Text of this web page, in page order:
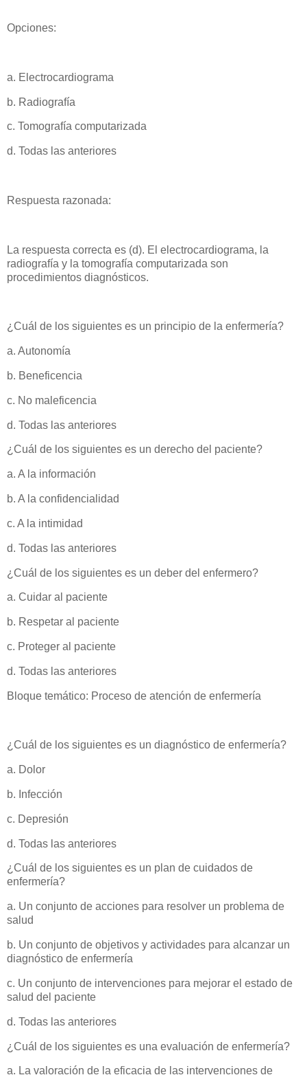
Opciones:
a. Electrocardiograma
b. Radiografía
c. Tomografía computarizada
d. Todas las anteriores
Respuesta razonada:
La respuesta correcta es (d). El electrocardiograma, la
radiografía y la tomografía computarizada son
procedimientos diagnósticos.
¿Cuál de los siguientes es un principio de la enfermería?
a. Autonomía
b. Beneficencia
c. No maleficencia
d. Todas las anteriores
¿Cuál de los siguientes es un derecho del paciente?
a. A la información
b. A la confidencialidad
c. A la intimidad
d. Todas las anteriores
¿Cuál de los siguientes es un deber del enfermero?
a. Cuidar al paciente
b. Respetar al paciente
c. Proteger al paciente
d. Todas las anteriores
Bloque temático: Proceso de atención de enfermería
¿Cuál de los siguientes es un diagnóstico de enfermería?
a. Dolor
b. Infección
c. Depresión
d. Todas las anteriores
¿Cuál de los siguientes es un plan de cuidados de
enfermería?
a. Un conjunto de acciones para resolver un problema de
salud
b. Un conjunto de objetivos y actividades para alcanzar un
diagnóstico de enfermería
c. Un conjunto de intervenciones para mejorar el estado de
salud del paciente
d. Todas las anteriores
¿Cuál de los siguientes es una evaluación de enfermería?
a. La valoración de la eficacia de las intervenciones de